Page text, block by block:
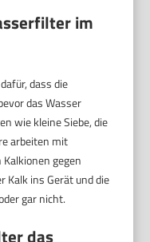
im
dass die
das Wasser
wie kleine Siebe, die
arbeiten mit
gegen
Kalk ins Gerät und die
gar nicht.
das